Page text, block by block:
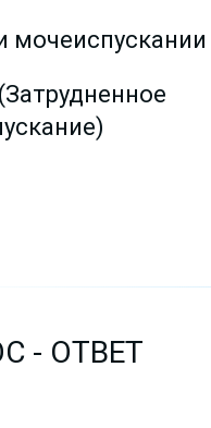
мочеиспускании
- ОТВЕТ